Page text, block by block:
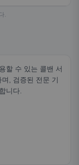
.
할 수 있는 콜밴 서
, 검증된 전문 기
니다.